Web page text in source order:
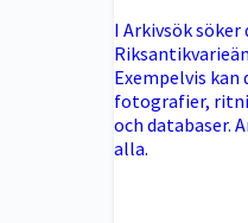
I Arkivsök
Exempelvis kan
fotografier,
och databaser.
alla.